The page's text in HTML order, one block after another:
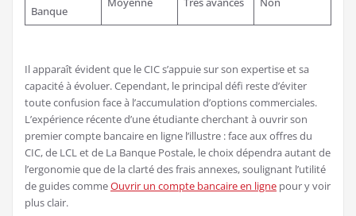
Banque
Il apparaît évident que le CIC s’appuie sur son expertise et sa
capacité à évoluer. Cependant, le principal défi reste d’éviter
toute confusion face à l’accumulation d’options commerciales.
L’expérience récente d’une étudiante cherchant à ouvrir son
premier compte bancaire en ligne l’illustre : face aux offres du
CIC, de LCL et de La Banque Postale, le choix dépendra autant de
l’ergonomie que de la clarté des frais annexes, soulignant l’utilité
de guides commeOuvrir un compte bancaire en ligne pour y voir
plus clair.